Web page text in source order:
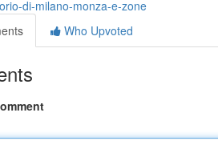
di-milano-monza-e-zone
Who Upvoted